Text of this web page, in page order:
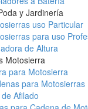
y Jardinería
uso Particular
para uso
de Altura
Motosierra
para Motosierra
para Motosierras
de Afilado